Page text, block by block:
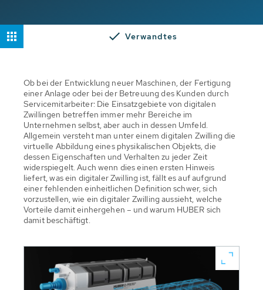
Verwandtes
Ob bei der Entwicklung neuer Maschinen, der Fertigung
einer Anlage oder bei der Betreuung des Kunden durch
Servicemitarbeiter: Die Einsatzgebiete von digitalen
Zwillingen betreffen immer mehr Bereiche im
Unternehmen selbst, aber auch in dessen Umfeld.
Allgemein versteht man unter einem digitalen Zwilling die
virtuelle Abbildung eines physikalischen Objekts, die
dessen Eigenschaften und Verhalten zu jeder Zeit
widerspiegelt. Auch wenn dies einen ersten Hinweis
liefert, was ein digitaler Zwilling ist, fällt es auf aufgrund
einer fehlenden einheitlichen Definition schwer, sich
vorzustellen, wie ein digitaler Zwilling aussieht, welche
Vorteile damit einhergehen – und warum HUBER sich
damit beschäftigt.